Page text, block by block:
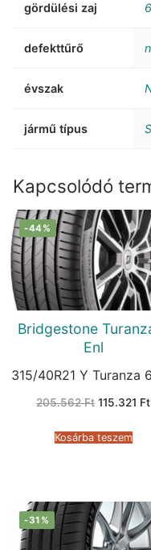
gördülési zaj
defekttűrő
évszak
jármű típus
Kapcsolódó
-44%
Bridgestone
Enl
315/40R21 Y Turanza
205.562Ft Original
205.562 Ft.
115.321 Ft
Kosárba teszem
-31%